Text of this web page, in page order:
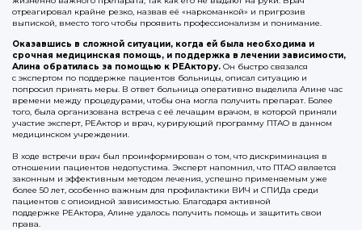
отреагировал крайне резко, назвав её «наркоманкой» и пригрозив
выпиской, вместо того чтобы проявить профессионализм и понимание.
Оказавшись в сложной ситуации, когда ей была необходима и
срочная медицинская помощь, и поддержка в лечении зависимости,
Алина обратилась за помощью к РЕАктору. Он быстро связался
с экспертом по поддержке пациентов больницы, описал ситуацию и
попросил принять меры. В ответ больница оперативно выделила Алине час
времени между процедурами, чтобы она могла получить препарат. Более
того, была организована встреча с её лечащим врачом, в которой приняли
участие эксперт, РЕАктор и врач, курирующий программу ПТАО в данном
медицинском учреждении.
В ходе встречи врач был проинформирован о том, что дискриминация в
отношении пациентов недопустима. Эксперт напомнил, что ПТАО является
законным и эффективным методом лечения, успешно применяемым уже
более 50 лет, особенно важным для профилактики ВИЧ и СПИДа среди
пациентов с опиоидной зависимостью. Благодаря активной
поддержке РЕАктора, Алине удалось получить помощь и защитить свои
права.